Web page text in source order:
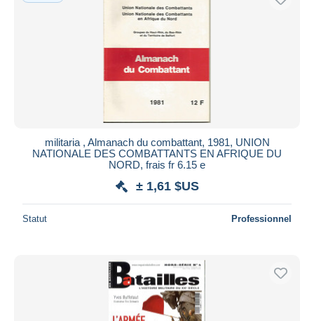
militaria , Almanach du combattant, 1981, UNION
NATIONALE DES COMBATTANTS EN AFRIQUE DU
NORD, frais fr 6.15 e
± 1,61 $US
Statut Professionnel